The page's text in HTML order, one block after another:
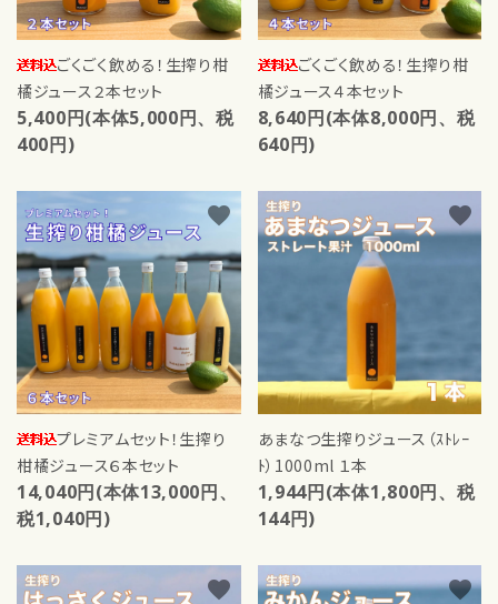
ごくごく飲める！生搾り柑
橘ジュース２本セット
5,400円(本体5,000円、税
400円)
ごくごく飲める！生搾り柑
橘ジュース４本セット
8,640円(本体8,000円、税
640円)
プレミアムセット！生搾り
柑橘ジュース６本セット
14,040円(本体13,000円、
税1,040円)
favorite
あまなつ生搾りジュース（ｽﾄﾚｰ
ﾄ）1000ml １本
1,944円(本体1,800円、税
144円)
favorite
favorite favorite